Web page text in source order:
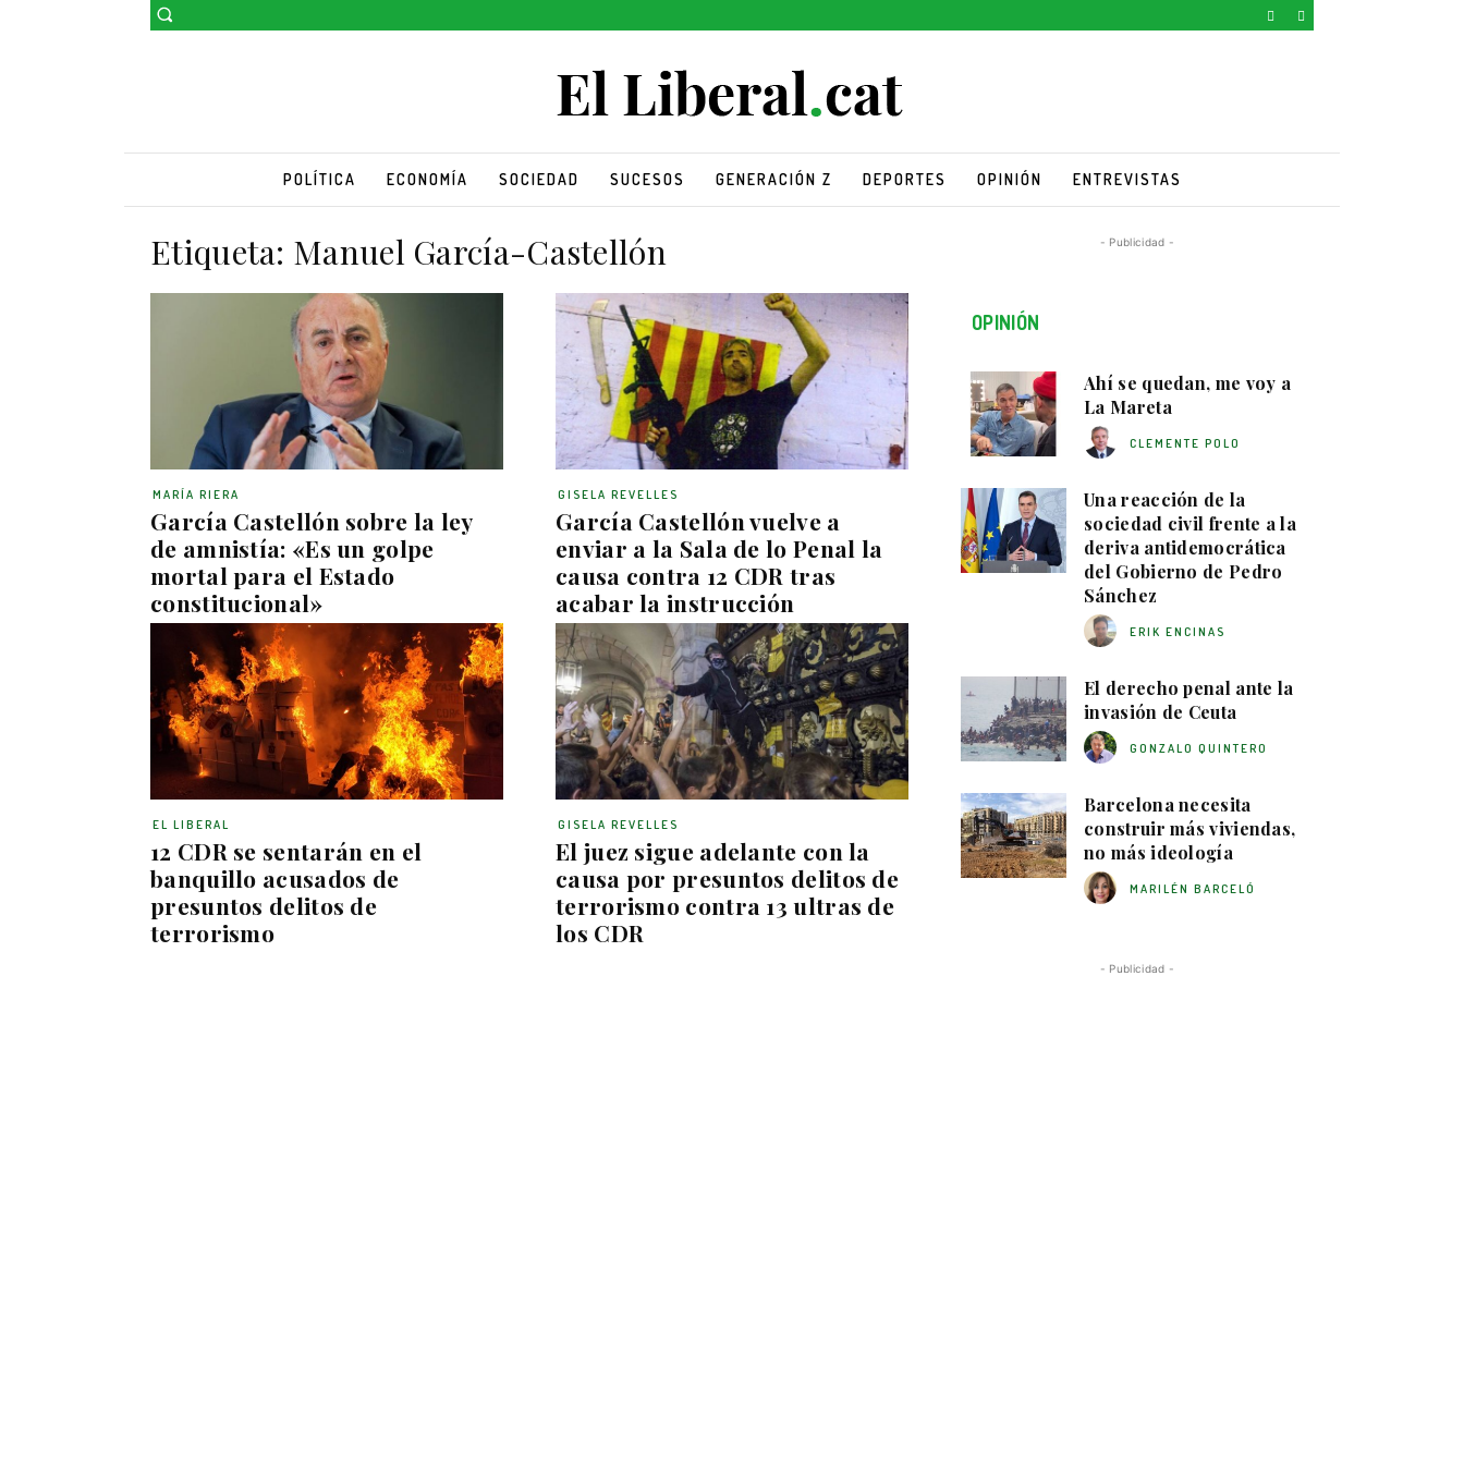
POLÍTICA ECONOMÍA SOCIEDAD SUCESOS GENERACIÓN Z DEPORTES OPINIÓN ENTREVISTAS
Etiqueta: Manuel García-Castellón
García Castellón sobre la ley
de amnistía: «Es un golpe
mortal para el Estado
constitucional»
MARÍA RIERA
García Castellón vuelve a
enviar a la Sala de lo Penal la
causa contra 12 CDR tras
acabar la instrucción
GISELA REVELLES
12 CDR se sentarán en el
banquillo acusados de
presuntos delitos de
terrorismo
EL LIBERAL
El juez sigue adelante con la
causa por presuntos delitos de
terrorismo contra 13 ultras de
los CDR
GISELA REVELLES
- Publicidad -
OPINIÓN
Ahí se quedan, me voy a
La Mareta
CLEMENTE POLO
Una reacción de la
sociedad civil frente a la
deriva antidemocrática
del Gobierno de Pedro
Sánchez
ERIK ENCINAS
El derecho penal ante la
invasión de Ceuta
GONZALO QUINTERO
Barcelona necesita
construir más viviendas,
no más ideología
MARILÉN BARCELÓ
- Publicidad -